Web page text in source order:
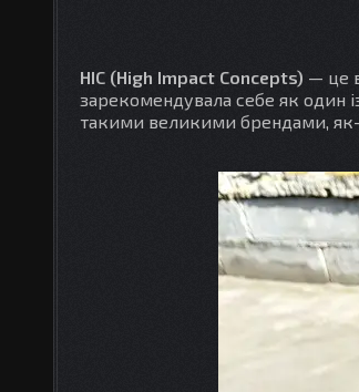
HIC (High Impact Concepts) — це
зарекомендувала себе як один
такими великими брендами, як-